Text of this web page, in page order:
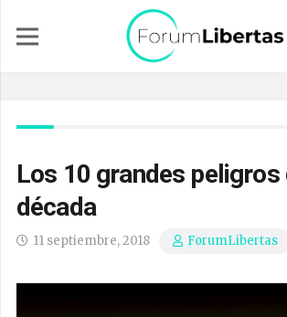
Los 10 grandes peligros
década
11 septiembre, 2018 ForumLibertas